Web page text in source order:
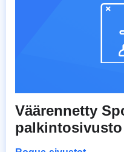
Väärennetty
palkintosivusto